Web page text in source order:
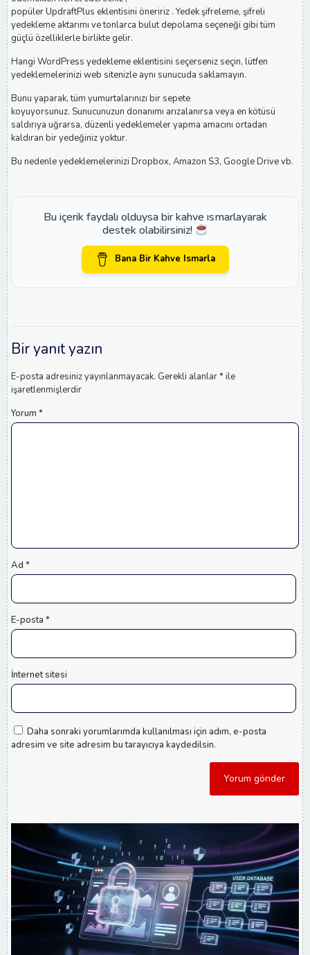
popüler UpdraftPlus eklentisini öneririz . Yedek şifreleme, şifreli
yedekleme aktarımı ve tonlarca bulut depolama seçeneği gibi tüm
güçlü özelliklerle birlikte gelir.
Hangi WordPress yedekleme eklentisini seçerseniz seçin, lütfen
yedeklemelerinizi web sitenizle aynı sunucuda saklamayın.
Bunu yaparak, tüm yumurtalarınızı bir sepete
koyuyorsunuz. Sunucunuzun donanımı arızalanırsa veya en kötüsü
saldırıya uğrarsa, düzenli yedeklemeler yapma amacını ortadan
kaldıran bir yedeğiniz yoktur.
Bu nedenle yedeklemelerinizi Dropbox, Amazon S3, Google Drive vb.
Bu içerik faydalı olduysa bir kahve ısmarlayarak
destek olabilirsiniz!
Bana Bir Kahve Ismarla
Bir yanıt yazın
E-posta adresiniz yayınlanmayacak. Gerekli alanlar*ile
işaretlenmişlerdir
Yorum *
Ad *
E-posta *
İnternet sitesi
Daha sonraki yorumlarımda kullanılması için adım, e-posta
adresim ve site adresim bu tarayıcıya kaydedilsin.